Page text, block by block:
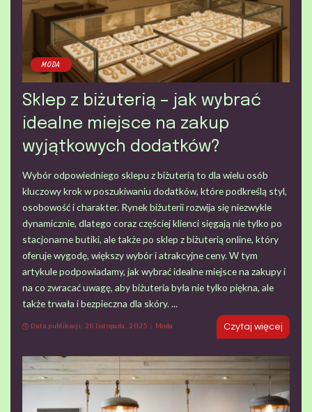
MODA
Sklep z biżuterią – jak wybrać
idealne miejsce na zakup
wyjątkowych dodatków?
Wybór odpowiedniego sklepu z biżuterią to dla wielu osób
kluczowy krok w poszukiwaniu dodatków, które podkreślą styl,
osobowość i charakter. Rynek biżuterii rozwija się niezwykle
dynamicznie, dlatego coraz częściej klienci sięgają nie tylko po
stacjonarne butiki, ale także po sklep z biżuterią online, który
oferuje wygodę, większy wybór i atrakcyjne ceny. W tym
artykule podpowiadamy, jak wybrać idealne miejsce na zakupy i
na co zwracać uwagę, aby biżuteria była nie tylko piękna, ale
także trwała i bezpieczna dla skóry. ...
Data publikacji: 26 listopada, 2025
Moda Czytaj więcej